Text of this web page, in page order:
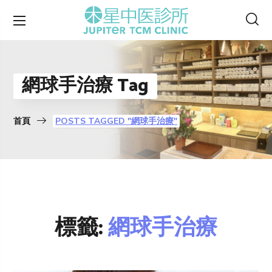
網球手治療 Tag
首頁 POSTS TAGGED "網球手治療"
標籤:網球手治療